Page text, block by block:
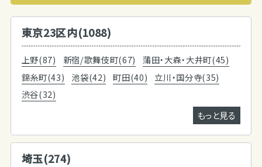
東京23区内(1088)
上野(87) 新宿/歌舞伎町(67)
蒲田・大森・大井町(45)
錦糸町(43)
池袋(42) 町田(40)
立川・国分寺(35)
渋谷(32)
もっと見る
埼玉(274)